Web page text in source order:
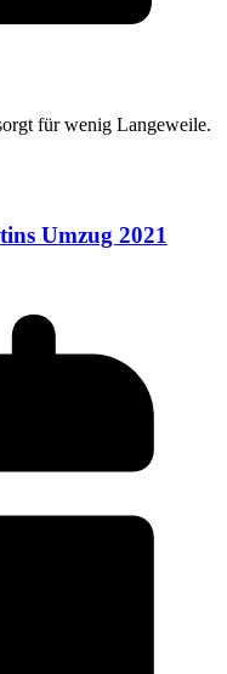
für wenig Langeweile.
Umzug 2021